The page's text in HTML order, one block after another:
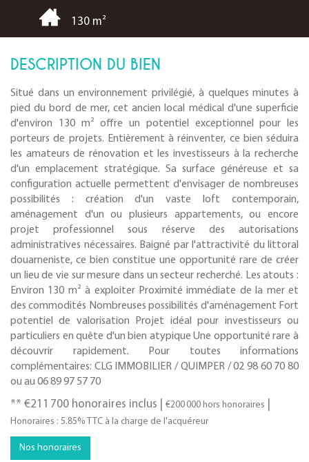
130 m²
DESCRIPTION DU BIEN
Situé dans un environnement privilégié, à quelques minutes à
pied du bord de mer, cet ancien local médical d'une superficie
d'environ 130 m² offre un potentiel exceptionnel pour les
porteurs de projets. Entièrement à réinventer, ce bien séduira
les amateurs de rénovation et les investisseurs à la recherche
d'un emplacement stratégique. Sa surface généreuse et sa
configuration actuelle permettent d'envisager de nombreuses
possibilités : création d'un vaste loft contemporain,
aménagement d'un ou plusieurs appartements, ou encore
projet professionnel sous réserve des autorisations
administratives nécessaires. Baigné par l'attractivité du littoral
douarneniste, ce bien constitue une opportunité rare de créer
un lieu de vie sur mesure dans un secteur recherché. Les atouts :
Environ 130 m² à exploiter Proximité immédiate de la mer et
des commodités Nombreuses possibilités d'aménagement Fort
potentiel de valorisation Projet idéal pour investisseurs ou
particuliers en quête d'un bien atypique Une opportunité rare à
découvrir rapidement. Pour toutes informations
complémentaires: CLG IMMOBILIER / QUIMPER / 02 98 60 70 80
ou au 06 89 97 57 70
** €211 700 honoraires inclus €200 000 hors honoraires
Honoraires : 5.85% TTC à la charge de l'acquéreur
Nos honoraires